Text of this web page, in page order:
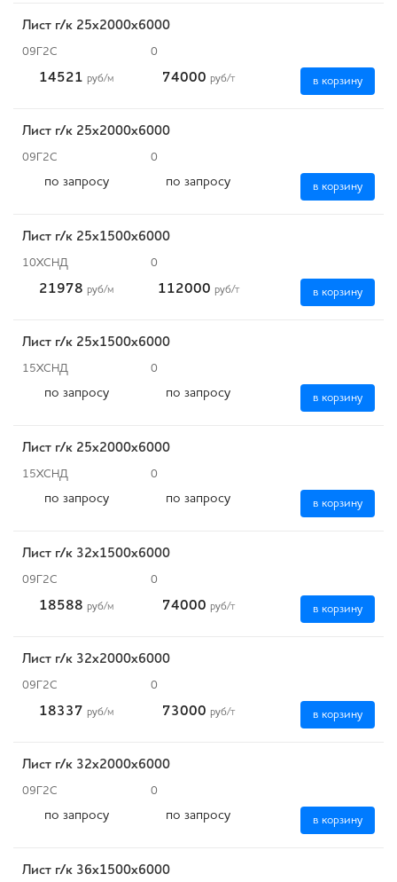
Лист г/к 25х2000х6000
09Г2С 0
14521 руб/м 74000 руб/т в корзину
Лист г/к 25х2000х6000
09Г2С 0
по запросу по запросу в корзину
Лист г/к 25х1500х6000
10ХСНД 0
21978 руб/м 112000 руб/т в корзину
Лист г/к 25х1500х6000
15ХСНД 0
по запросу по запросу в корзину
Лист г/к 25х2000х6000
15ХСНД 0
по запросу по запросу в корзину
Лист г/к 32х1500х6000
09Г2С 0
18588 руб/м 74000 руб/т в корзину
Лист г/к 32х2000х6000
09Г2С 0
18337 руб/м 73000 руб/т в корзину
Лист г/к 32х2000х6000
09Г2С 0
по запросу по запросу в корзину
Лист г/к 36х1500х6000